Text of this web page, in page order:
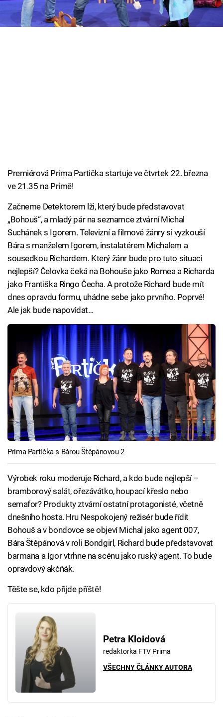
Cool Esport
Premiérová Prima Partička startuje ve čtvrtek 22. března
ve 21.35 na Primě!
Začneme Detektorem lži, který bude představovat
„Bohouš“, a mladý pár na seznamce ztvární Michal
Suchánek s Igorem. Televizní a filmové žánry si vyzkouší
Bára s manželem Igorem, instalatérem Michalem a
sousedkou Richardem. Který žánr bude pro tuto situaci
nejlepší? Čelovka čeká na Bohouše jako Romea a Richarda
jako Františka Ringo Čecha. A protože Richard bude mít
dnes opravdu formu, uhádne sebe jako prvního. Poprvé!
Ale jak bude napovídat…
Prima Partička s Bárou Štěpánovou 2
Výrobek roku moderuje Richard, a kdo bude nejlepší –
bramborový salát, ořezávátko, houpací křeslo nebo
semafor? Produkty ztvární ostatní protagonisté, včetně
dnešního hosta. Hru Nespokojený režisér bude řídit
Bohouš a v bondovce se objeví Michal jako agent 007,
Bára Štěpánová v roli Bondgirl, Richard bude představovat
barmana a Igor vtrhne na scénu jako ruský agent. To bude
opravdový akčňák.
Těšte se, kdo přijde příště!
Petra Kloidová
redaktorka FTV Prima
VŠECHNY ČLÁNKY AUTORA